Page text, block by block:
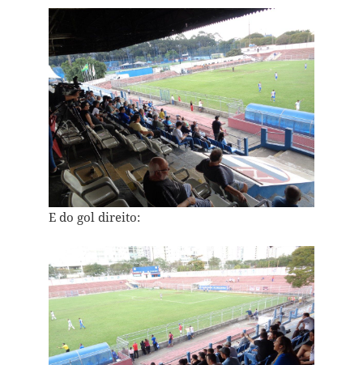
E do gol direito: